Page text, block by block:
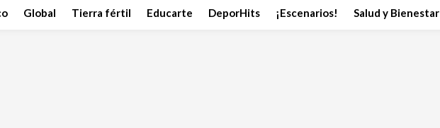
Global Tierra fértil Educarte DeporHits ¡Escenarios! Salud y Bienestar